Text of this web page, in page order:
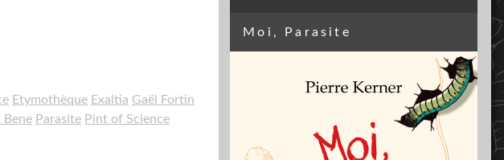
Etymothèque Exaltia Gaël Fortin
Bene Parasite Pint of Science
Moi, Parasite